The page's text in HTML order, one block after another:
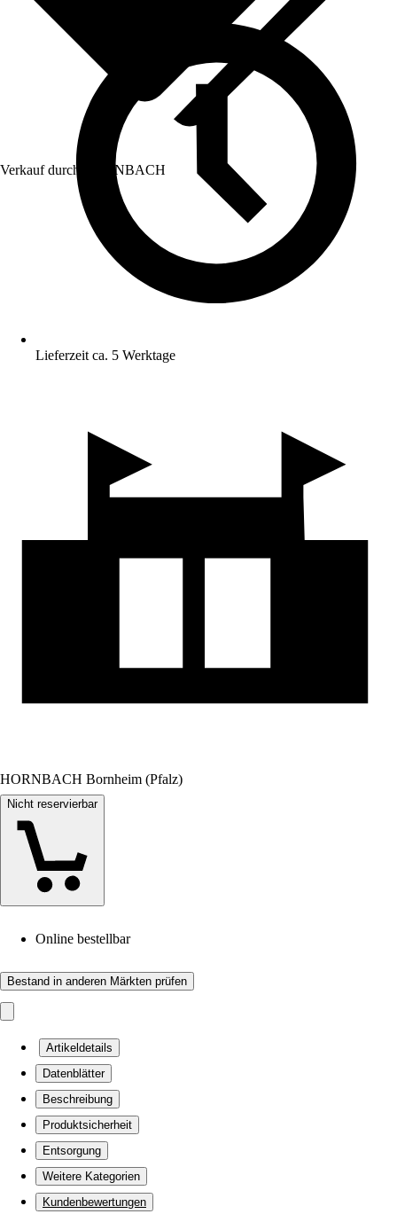
Verkauf durch: HORNBACH
Lieferzeit ca. 5 Werktage
HORNBACH Bornheim (Pfalz)
Nicht reservierbar
Online bestellbar
Bestand in anderen Märkten prüfen
Artikeldetails
Datenblätter
Beschreibung
Produktsicherheit
Entsorgung
Weitere Kategorien
Kundenbewertungen